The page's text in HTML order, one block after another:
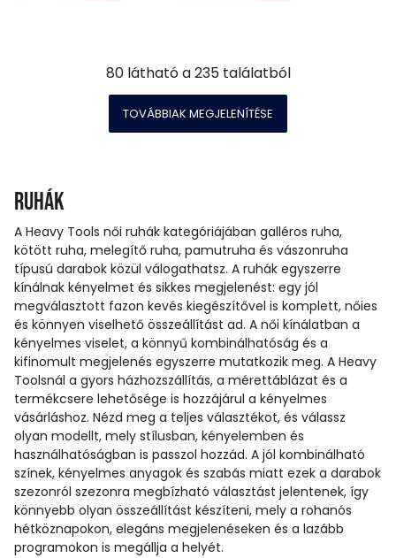
80látható a235találatból
TOVÁBBIAK MEGJELENÍTÉSE
Ruhák
A Heavy Tools női ruhák kategóriájában galléros ruha,
kötött ruha, melegítő ruha, pamutruha és vászonruha
típusú darabok közül válogathatsz. A ruhák egyszerre
kínálnak kényelmet és sikkes megjelenést: egy jól
megválasztott fazon kevés kiegészítővel is komplett, nőies
és könnyen viselhető összeállítást ad. A női kínálatban a
kényelmes viselet, a könnyű kombinálhatóság és a
kifinomult megjelenés egyszerre mutatkozik meg. A Heavy
Toolsnál a gyors házhozszállítás, a mérettáblázat és a
termékcsere lehetősége is hozzájárul a kényelmes
vásárláshoz. Nézd meg a teljes választékot, és válassz
olyan modellt, mely stílusban, kényelemben és
használhatóságban is passzol hozzád. A jól kombinálható
színek, kényelmes anyagok és szabás miatt ezek a darabok
szezonról szezonra megbízható választást jelentenek, így
könnyebb olyan összeállítást készíteni, mely a rohanós
hétköznapokon, elegáns megjelenéseken és a lazább
programokon is megállja a helyét.